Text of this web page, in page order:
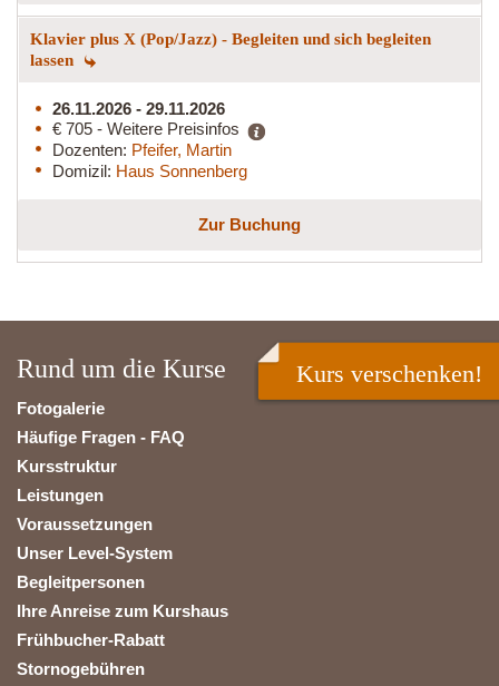
Klavier plus X (Pop/Jazz) - Begleiten und sich begleiten
lassen
26.11.2026 - 29.11.2026
€ 705 - Weitere Preisinfos
Dozenten: Pfeifer, Martin
Domizil: Haus Sonnenberg
Zur Buchung
Rund um die Kurse
Fotogalerie
Häufige Fragen - FAQ
Kursstruktur
Leistungen
Voraussetzungen
Unser Level-System
Begleitpersonen
Ihre Anreise zum Kurshaus
Frühbucher-Rabatt
Stornogebühren
Kurs verschenken!